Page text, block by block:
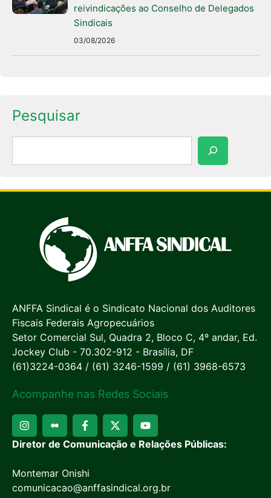
reivindicações ao Conselho de Delegados
Sindicais
03/08/2026
Pesquisar
ANFFA Sindical é o Sindicato Nacional dos Auditores
Fiscais Federais Agropecuários
Setor Comercial Sul, Quadra 2, Bloco C, 4º andar, Ed.
Jockey Club - 70.302-912 - Brasília, DF
(61)3224-0364 / (61) 3246-1599 / (61) 3968-6573
Acompanhe nas Redes Sociais
Diretor de Comunicação e Relações Públicas:
Montemar Onishi
comunicacao@anffasindical.org.br